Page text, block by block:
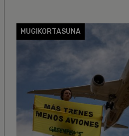
MUGIKORTASUNA